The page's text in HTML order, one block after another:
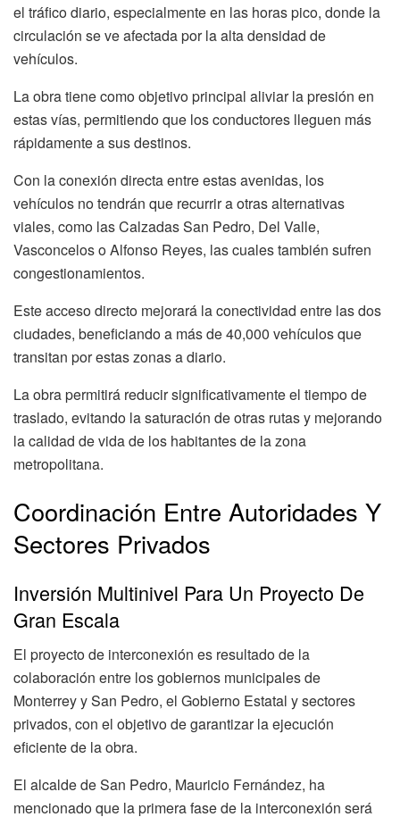
el tráfico diario, especialmente en las horas pico, donde la
circulación se ve afectada por la alta densidad de
vehículos.
La obra tiene como objetivo principal aliviar la presión en
estas vías, permitiendo que los conductores lleguen más
rápidamente a sus destinos.
Con la conexión directa entre estas avenidas, los
vehículos no tendrán que recurrir a otras alternativas
viales, como las Calzadas San Pedro, Del Valle,
Vasconcelos o Alfonso Reyes, las cuales también sufren
congestionamientos.
Este acceso directo mejorará la conectividad entre las dos
ciudades, beneficiando a más de 40,000 vehículos que
transitan por estas zonas a diario.
La obra permitirá reducir significativamente el tiempo de
traslado, evitando la saturación de otras rutas y mejorando
la calidad de vida de los habitantes de la zona
metropolitana.
Coordinación Entre Autoridades Y
Sectores Privados
Inversión Multinivel Para Un Proyecto De
Gran Escala
El proyecto de interconexión es resultado de la
colaboración entre los gobiernos municipales de
Monterrey y San Pedro, el Gobierno Estatal y sectores
privados, con el objetivo de garantizar la ejecución
eficiente de la obra.
El alcalde de San Pedro, Mauricio Fernández, ha
mencionado que la primera fase de la interconexión será